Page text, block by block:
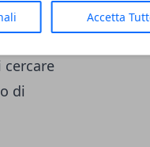
Accetta
dello
di